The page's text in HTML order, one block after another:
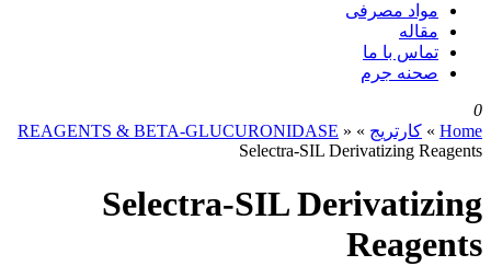
مواد مصرفی
مقاله
تماس با ما
صحنه جرم
0
Home
» کارتریج »
REAGENTS & BETA-GLUCURONIDASE »
Selectra-SIL Derivatizing Reagents
Selectra-SIL Derivatizing
Reagents